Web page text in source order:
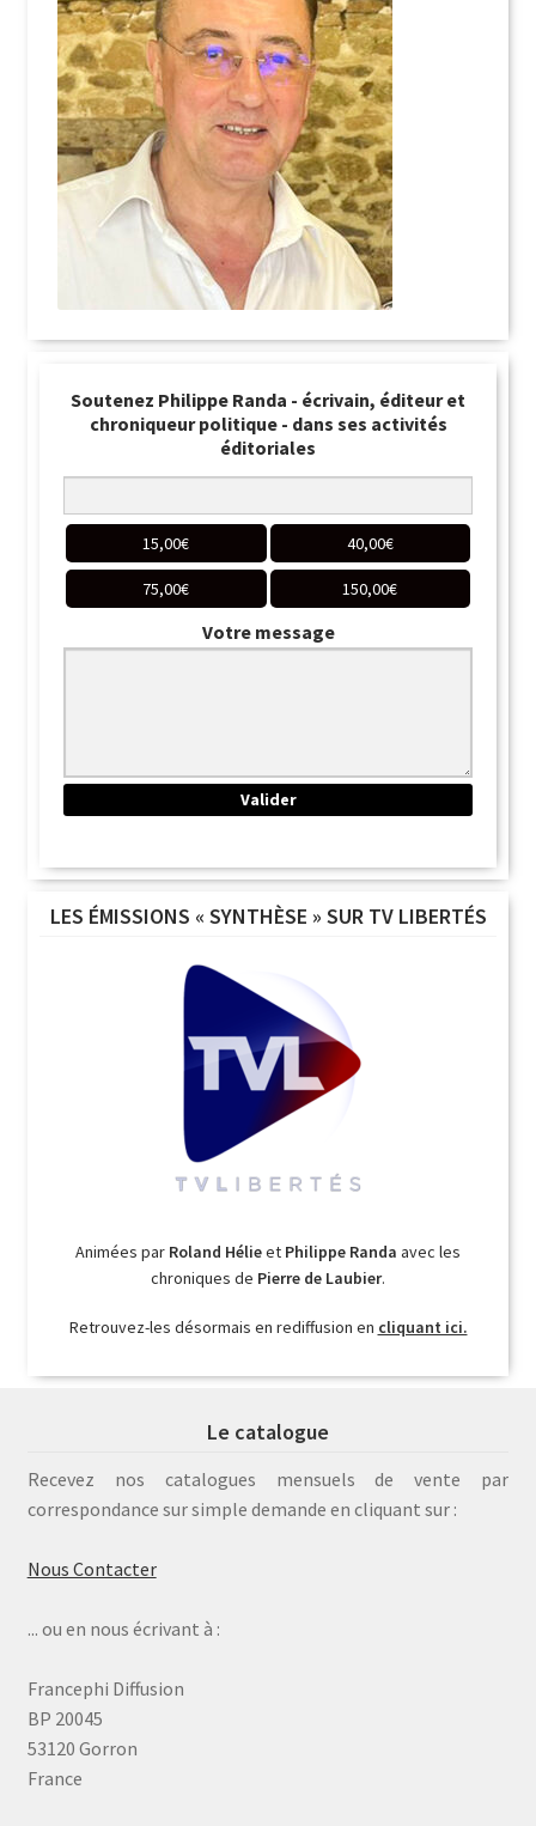
Soutenez Philippe Randa - écrivain, éditeur et
chroniqueur politique - dans ses activités
éditoriales
15,00€ 40,00€
75,00€ 150,00€
Votre message
LES ÉMISSIONS « SYNTHÈSE » SUR TV LIBERTÉS
Animées par Roland Hélieet Philippe Randa avec les
chroniques de Pierre de Laubier.
Retrouvez-les désormais en rediffusion en cliquant ici.
Le catalogue
Recevez nos catalogues mensuels de vente par
correspondance sur simple demande en cliquant sur :
Nous Contacter
... ou en nous écrivant à :
Francephi Diffusion
BP 20045
53120 Gorron
France